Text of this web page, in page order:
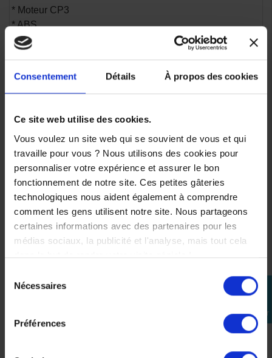
Consentement Détails À propos des cookies
Ce site web utilise des cookies.
Vous voulez un site web qui se souvient de vous et qui
travaille pour vous ? Nous utilisons des cookies pour
personnaliser votre expérience et assurer le bon
fonctionnement de notre site. Ces petites gâteries
technologiques nous aident également à comprendre
comment les gens utilisent notre site. Nous partageons
certaines informations avec des partenaires pour les
médias sociaux, la publicité et l'analyse, mais tout cela
dans le but de rendre votre visite géniale !
Nécessaires
Préférences
perm_identity
connecter
* Moteur CP3
* ABS
* Plusieurs mode de conduite
* Amortisseur Arrière Ohlins
* Fourche Kayaba entièrement réglable
* Ecran TFT couleur 5 pouce
* Centrale IMU -(gestion avancée de l'électronique de
* Maitre cylindre Brembo Radial
* Etrier Brembo Stylema Premiun
Conclusion
UneMT-09 SPidéale si tu cherches une motoplaisante
polyvalente, sur équipéeet cohérente au quotidien,
avec des caractéristiques techniques haut de gamme et
un vrai tempérament.
Moto Attitude, spécialiste Yamaha depuis 2004. Pièces
et accessoires d’origine constructeur, sélectionnés